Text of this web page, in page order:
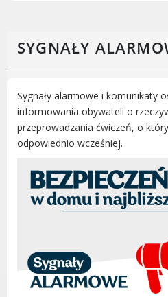
Harmonogram
Komisje Rady Miasta
Uchwały Rady
Młodzieżowa Rada
Rada Gospodarcza
POZOSTAŁE
Państwowy Fundusz
Niepełnosprawnych
Zakład Ubezpieczeń
Poznańska Lokalna
SYGNAŁY
Sygnały alarmowe i komunikaty
informowania obywateli o
przeprowadzania ćwiczeń, o
odpowiednio wcześniej.